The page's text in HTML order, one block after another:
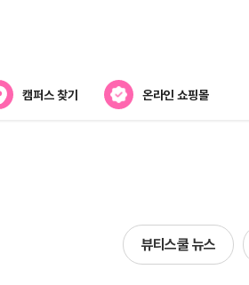
캠퍼스 찾기 온라인 쇼핑몰
전국캠퍼스 찾기
제휴협력사
뷰티스쿨 뉴스